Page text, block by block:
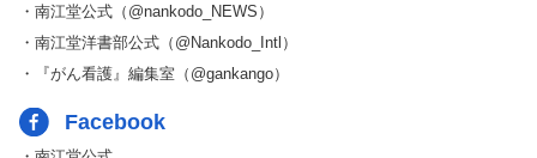
・南江堂公式（@nankodo_NEWS）
・南江堂洋書部公式（@Nankodo_Intl）
・『がん看護』編集室（@gankango）
Facebook